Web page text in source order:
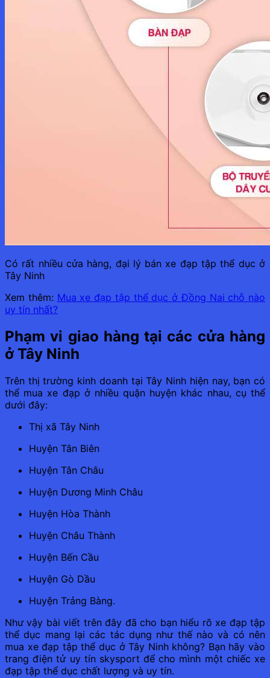
Có rất nhiều cửa hàng, đại lý bán xe đạp tập thể dục ở
Tây Ninh
Xem thêm: Mua xe đạp tập thể dục ở Đồng Nai chỗ nào
uy tín nhất?
Phạm vi giao hàng tại các cửa hàng
ở Tây Ninh
Trên thị trường kinh doanh tại Tây Ninh hiện nay, bạn có
thể mua xe đạp ở nhiều quận huyện khác nhau, cụ thể
dưới đây:
Thị xã Tây Ninh
Huyện Tân Biên
Huyện Tân Châu
Huyện Dương Minh Châu
Huyện Hòa Thành
Huyện Châu Thành
Huyện Bến Cầu
Huyện Gò Dầu
Huyện Trảng Bàng.
Như vậy bài viết trên đây đã cho bạn hiểu rõ xe đạp tập
thể dục mang lại các tác dụng như thế nào và có nên
mua xe đạp tập thể dục ở Tây Ninh không? Bạn hãy vào
trang điện tử uy tín skysport để cho mình một chiếc xe
đạp tập thể dục chất lượng và uy tín.